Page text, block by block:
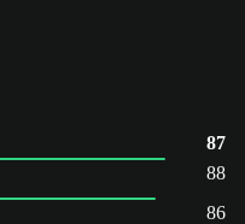
87
88
86